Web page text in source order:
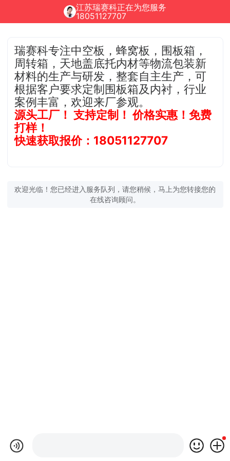
江苏瑞赛科正在为您服务
18051127707
瑞赛科专注中空板，蜂窝板，围板箱，
周转箱，天地盖底托内材等物流包装新
材料的生产与研发，整套自主生产，可
根据客户要求定制围板箱及内衬，行业
案例丰富，欢迎来厂参观。
源头工厂！ 支持定制！ 价格实惠！免费
打样！
快速获取报价：18051127707
欢迎光临！您已经进入服务队列，请您稍候，马上为您转接您的
在线咨询顾问。